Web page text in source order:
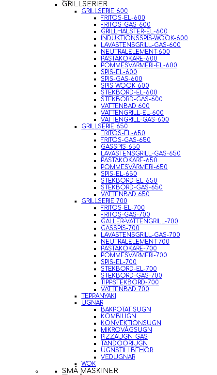
GRILLSERIER
GRILLSERIE 600
FRITÖS-EL-600
FRITÖS-GAS-600
GRILLHALSTER-EL-600
INDUKTIONSSPIS-WOOK-600
LAVASTENSGRILL-GAS-600
NEUTRALELEMENT-600
PASTAKOKARE-600
POMMESVÄRMERI-EL-600
SPIS-EL-600
SPIS-GAS-600
SPIS-WOOK-600
STEKBORD-EL-600
STEKBORD-GAS-600
VATTENBAD 600
VATTENGRILL-EL-600
VATTENGRILL-GAS-600
GRILLSERIE 650
FRITÖS-EL-650
FRITÖS-GAS-650
GASSPIS-650
LAVASTENSGRILL-GAS-650
PASTAKOKARE-650
POMMESVÄRMERI-650
SPIS-EL-650
STEKBORD-EL-650
STEKBORD-GAS-650
VATTENBAD 650
GRILLSERIE 700
FRITÖS-EL-700
FRITÖS-GAS-700
GALLER-VATTENGRILL-700
GASSPIS-700
LAVASTENSGRILL-GAS-700
NEUTRALELEMENT-700
PASTAKOKARE-700
POMMESVÄRMERI-700
SPIS-EL-700
STEKBORD-EL-700
STEKBORD-GAS-700
TIPPSTEKBORD-700
VATTENBAD 700
TEPPANYAKI
UGNAR
BAKPOTATISUGN
KOMBIUGN
KONVEKTIONSUGN
MIKROVÅGSUGN
PIZZAUGN-GAS
TANDOORIUGN
UGNSTILLBEHÖR
VEDUGNAR
WOK
SMÅ MASKINER